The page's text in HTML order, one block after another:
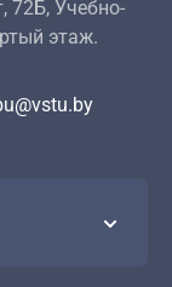
72Б, Учебно-
этаж.